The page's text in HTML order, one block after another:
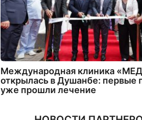
Международная клиника
открылась в Душанбе: первые
уже прошли лечение